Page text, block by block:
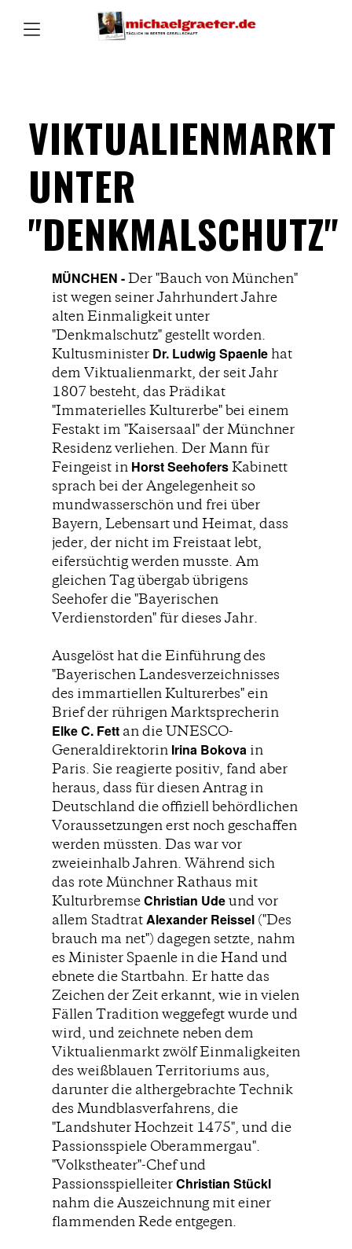
VIKTUALIENMARKT
UNTER
"DENKMALSCHUTZ"
MÜNCHEN -Der "Bauch von München"
ist wegen seiner Jahrhundert Jahre
alten Einmaligkeit unter
"Denkmalschutz" gestellt worden.
Kultusminister Dr. Ludwig Spaenlehat
dem Viktualienmarkt, der seit Jahr
1807 besteht, das Prädikat
"Immaterielles Kulturerbe" bei einem
Festakt im "Kaisersaal" der Münchner
Residenz verliehen. Der Mann für
Feingeist in Horst SeehofersKabinett
sprach bei der Angelegenheit so
mundwasserschön und frei über
Bayern, Lebensart und Heimat, dass
jeder, der nicht im Freistaat lebt,
eifersüchtig werden musste. Am
gleichen Tag übergab übrigens
Seehofer die "Bayerischen
Verdienstorden" für dieses Jahr.
Ausgelöst hat die Einführung des
"Bayerischen Landesverzeichnisses
des immartiellen Kulturerbes" ein
Brief der rührigen Marktsprecherin
Elke C. Fettan die UNESCO-
Generaldirektorin Irina Bokova in
Paris. Sie reagierte positiv, fand aber
heraus, dass für diesen Antrag in
Deutschland die offiziell behördlichen
Voraussetzungen erst noch geschaffen
werden müssten. Das war vor
zweieinhalb Jahren. Während sich
das rote Münchner Rathaus mit
KulturbremseChristian Udeund vor
allem StadtratAlexander Reissel("Des
brauch ma net") dagegen setzte, nahm
es Minister Spaenle in die Hand und
ebnete die Startbahn. Er hatte das
Zeichen der Zeit erkannt, wie in vielen
Fällen Tradition weggefegt wurde und
wird, und zeichnete neben dem
Viktualienmarkt zwölf Einmaligkeiten
des weißblauen Territoriums aus,
darunter die althergebrachte Technik
des Mundblasverfahrens, die
"Landshuter Hochzeit 1475", und die
Passionsspiele Oberammergau".
"Volkstheater"-Chef und
PassionsspielleiterChristian Stückl
nahm die Auszeichnung mit einer
flammenden Rede entgegen.